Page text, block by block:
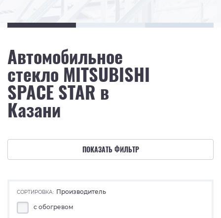
Автомобильное
стекло MITSUBISHI
SPACE STAR в
Казани
ПОКАЗАТЬ ФИЛЬТР
СОРТИРОВКА: Производитель
с обогревом